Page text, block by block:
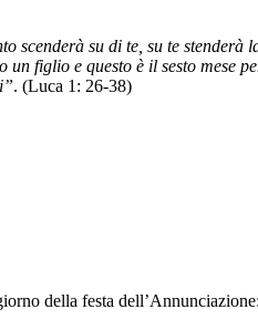
su di te, su te
figlio e questo è il sesto mese
. (Luca 1: 26-38)
della festa dell’Annunciazione: